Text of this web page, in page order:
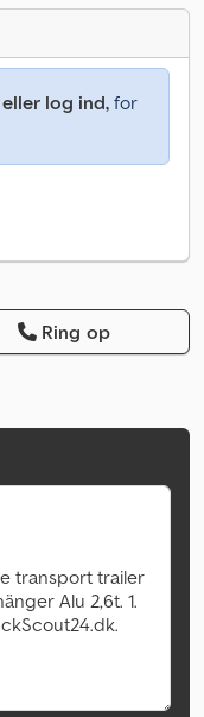
log ind,for
Ring op